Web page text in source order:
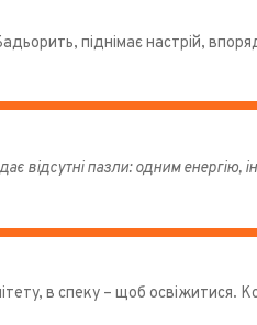
піднімає настрій,
відсутні пазли: одним
в спеку – щоб освіжитися.